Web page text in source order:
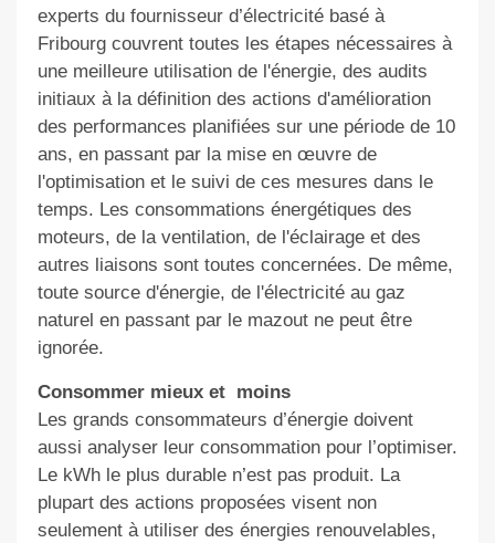
experts du fournisseur d’électricité basé à
Fribourg couvrent toutes les étapes nécessaires à
une meilleure utilisation de l'énergie, des audits
initiaux à la définition des actions d'amélioration
des performances planifiées sur une période de 10
ans, en passant par la mise en œuvre de
l'optimisation et le suivi de ces mesures dans le
temps. Les consommations énergétiques des
moteurs, de la ventilation, de l'éclairage et des
autres liaisons sont toutes concernées. De même,
toute source d'énergie, de l'électricité au gaz
naturel en passant par le mazout ne peut être
ignorée.
Consommer mieux et moins
Les grands consommateurs d’énergie doivent
aussi analyser leur consommation pour l’optimiser.
Le kWh le plus durable n’est pas produit. La
plupart des actions proposées visent non
seulement à utiliser des énergies renouvelables,